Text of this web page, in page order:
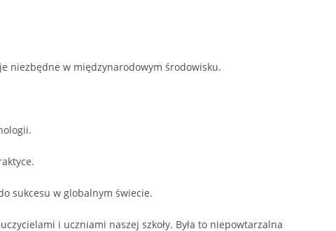
niezbędne w międzynarodowym środowisku.
sukcesu w globalnym świecie.
i uczniami naszej szkoły. Była to niepowtarzalna